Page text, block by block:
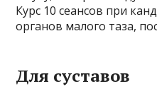
Курс 10 сеансов при
органов малого таза,
Для суставов